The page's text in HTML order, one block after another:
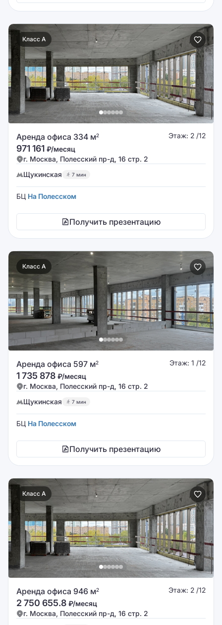
Класс A
Аренда офиса 334 м2 Этаж: 2 /12
971 161 ₽/месяц
г. Москва, Полесский пр-д, 16 стр. 2
Щукинская
7 мин
БЦ На Полесском
Получить презентацию
Класс A
Аренда офиса 597 м2 Этаж: 1 /12
1 735 878 ₽/месяц
г. Москва, Полесский пр-д, 16 стр. 2
Щукинская
7 мин
БЦ На Полесском
Получить презентацию
Класс A
Аренда офиса 946 м2 Этаж: 2 /12
2 750 655.8 ₽/месяц
г. Москва, Полесский пр-д, 16 стр. 2